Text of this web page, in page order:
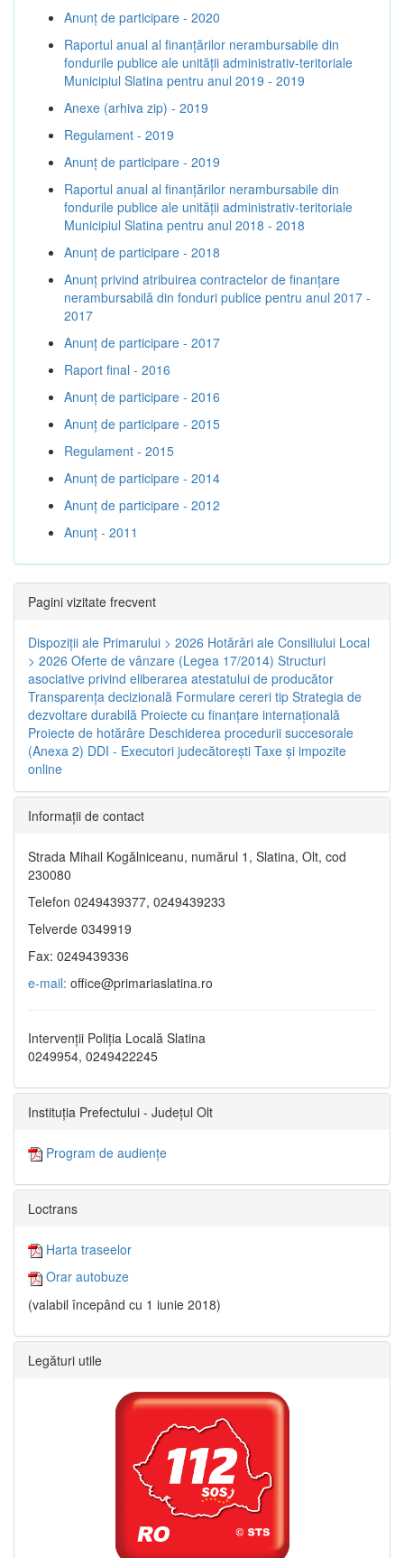
Anunț de participare - 2020
Raportul anual al finanțărilor nerambursabile din
fondurile publice ale unității administrativ-teritoriale
Municipiul Slatina pentru anul 2019 - 2019
Anexe (arhiva zip) - 2019
Regulament - 2019
Anunț de participare - 2019
Raportul anual al finanțărilor nerambursabile din
fondurile publice ale unității administrativ-teritoriale
Municipiul Slatina pentru anul 2018 - 2018
Anunț de participare - 2018
Anunț privind atribuirea contractelor de finanţare
nerambursabilă din fonduri publice pentru anul 2017 -
2017
Anunț de participare - 2017
Raport final - 2016
Anunț de participare - 2016
Anunț de participare - 2015
Regulament - 2015
Anunț de participare - 2014
Anunț de participare - 2012
Anunț - 2011
Pagini vizitate frecvent
Dispoziţii ale Primarului > 2026 Hotărâri ale Consiliului Local
> 2026 Oferte de vânzare (Legea 17/2014) Structuri
asociative privind eliberarea atestatului de producător
Transparenţa decizională Formulare cereri tip Strategia de
dezvoltare durabilă Proiecte cu finanţare internaţională
Proiecte de hotărâre Deschiderea procedurii succesorale
(Anexa 2) DDI - Executori judecătorești Taxe şi impozite
online
Informaţii de contact
Strada Mihail Kogălniceanu, numărul 1, Slatina, Olt, cod
230080
Telefon 0249439377, 0249439233
Telverde 0349919
Fax: 0249439336
e-mail: office@primariaslatina.ro
Intervenții Poliția Locală Slatina
0249954, 0249422245
Instituția Prefectului - Județul Olt
Program de audiențe
Loctrans
Harta traseelor
Orar autobuze
(valabil începând cu 1 iunie 2018)
Legături utile